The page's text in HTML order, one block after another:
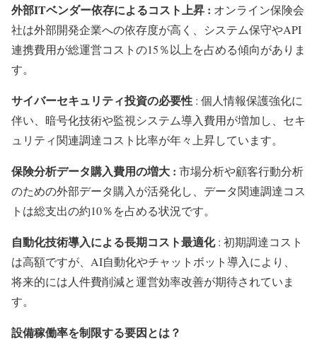
外部ITベンダー依存によるコスト上昇 : オンライン保険会
社は外部開発企業への依存度が高く、システム保守やAPI
連携費用が総運営コストの15％以上を占める傾向がありま
す。
サイバーセキュリティ投資の必要性 : 個人情報保護強化に
伴い、暗号化技術や監視システム導入費用が増加し、セキ
ュリティ関連調達コスト比率が年々上昇しています。
保険分析データ購入費用の増大 : 市場分析や顧客行動分析
のための外部データ購入が活発化し、データ関連調達コス
トは総支出の約10％を占める状況です。
自動化技術導入による長期コスト最適化: 初期調達コスト
は高額ですが、AI自動化やチャットボット導入により、
将来的には人件費削減と運営効率改善が期待されていま
す。
設備稼働率を制限する要因とは？